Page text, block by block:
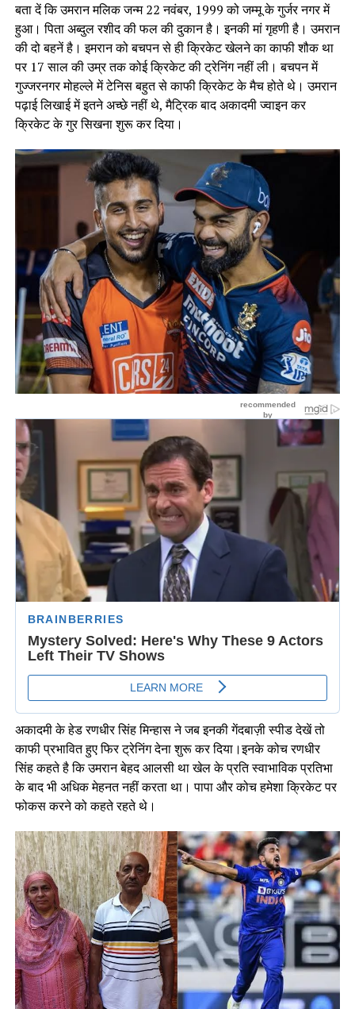
बता दें कि उमरान मलिक जन्म 22 नवंबर, 1999 को जम्मू के गुर्जर नगर में
हुआ। पिता अब्दुल रशीद की फल की दुकान है। इनकी मां गृहणी है। उमरान
की दो बहनें है। इमरान को बचपन से ही क्रिकेट खेलने का काफी शौक था
पर 17 साल की उम्र तक कोई क्रिकेट की ट्रेनिंग नहीं ली। बचपन में
गुज्जरनगर मोहल्ले में टेनिस बहुत से काफी क्रिकेट के मैच होते थे। उमरान
पढ़ाई लिखाई में इतने अच्छे नहीं थे, मैट्रिक बाद अकादमी ज्वाइन कर
क्रिकेट के गुर सिखना शुरू कर दिया।
अकादमी के हेड रणधीर सिंह मिन्हास ने जब इनकी गेंदबाज़ी स्पीड देखें तो
काफी प्रभावित हुए फिर ट्रेनिंग देना शुरू कर दिया।इनके कोच रणधीर
सिंह कहते है कि उमरान बेहद आलसी था खेल के प्रति स्वाभाविक प्रतिभा
के बाद भी अधिक मेहनत नहीं करता था। पापा और कोच हमेशा क्रिकेट पर
फोकस करने को कहते रहते थे।